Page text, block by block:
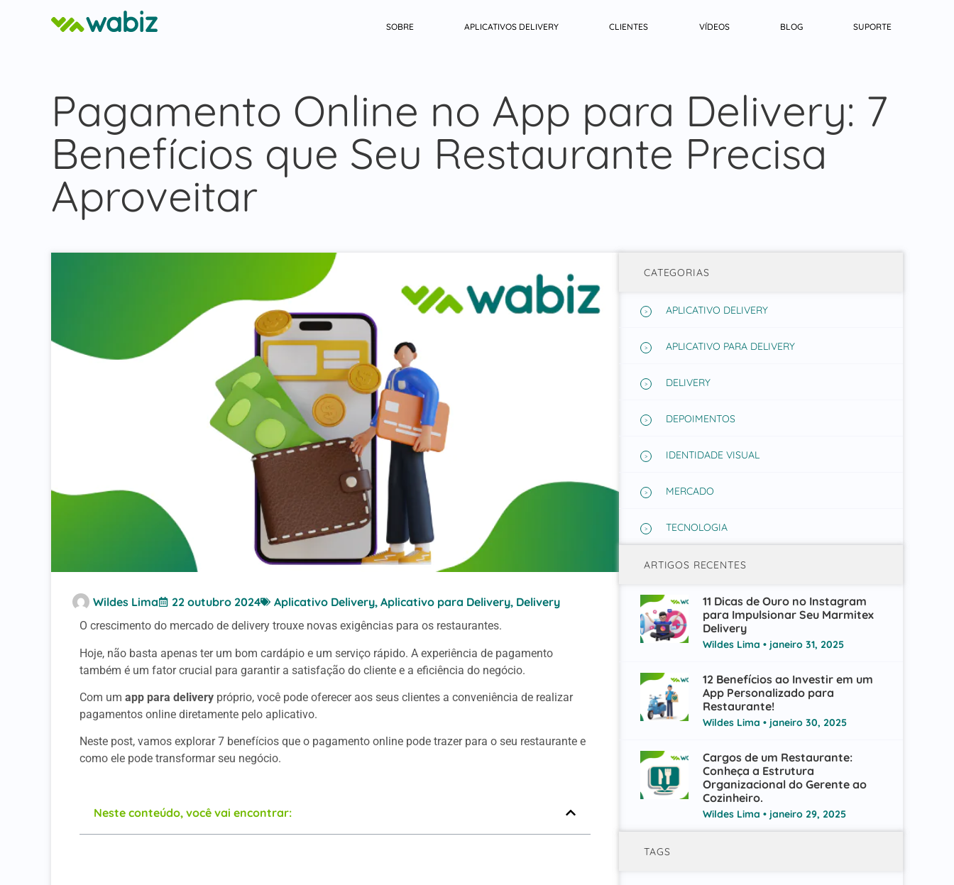
SOBRE APLICATIVOS DELIVERY CLIENTES VÍDEOS BLOG SUPORTE
Pagamento Online no App para Delivery: 7
Benefícios que Seu Restaurante Precisa
Aproveitar
Wildes Lima 22 outubro 2024 Aplicativo Delivery, Aplicativo para Delivery, Delivery
O crescimento do mercado de delivery trouxe novas exigências para os restaurantes.
Hoje, não basta apenas ter um bom cardápio e um serviço rápido. A experiência de pagamento
também é um fator crucial para garantir a satisfação do cliente e a eficiência do negócio.
Com um app para delivery próprio, você pode oferecer aos seus clientes a conveniência de realizar
pagamentos online diretamente pelo aplicativo.
Neste post, vamos explorar 7 benefícios que o pagamento online pode trazer para o seu restaurante e
como ele pode transformar seu negócio.
Neste conteúdo, você vai encontrar:
CATEGORIAS
APLICATIVO DELIVERY
APLICATIVO PARA DELIVERY
DELIVERY
DEPOIMENTOS
IDENTIDADE VISUAL
MERCADO
TECNOLOGIA
ARTIGOS RECENTES
11 Dicas de Ouro no Instagram
para Impulsionar Seu Marmitex
Delivery
Wildes Lima janeiro 31, 2025
12 Benefícios ao Investir em um
App Personalizado para
Restaurante!
Wildes Lima janeiro 30, 2025
Cargos de um Restaurante:
Conheça a Estrutura
Organizacional do Gerente ao
Cozinheiro.
Wildes Lima janeiro 29, 2025
TAGS